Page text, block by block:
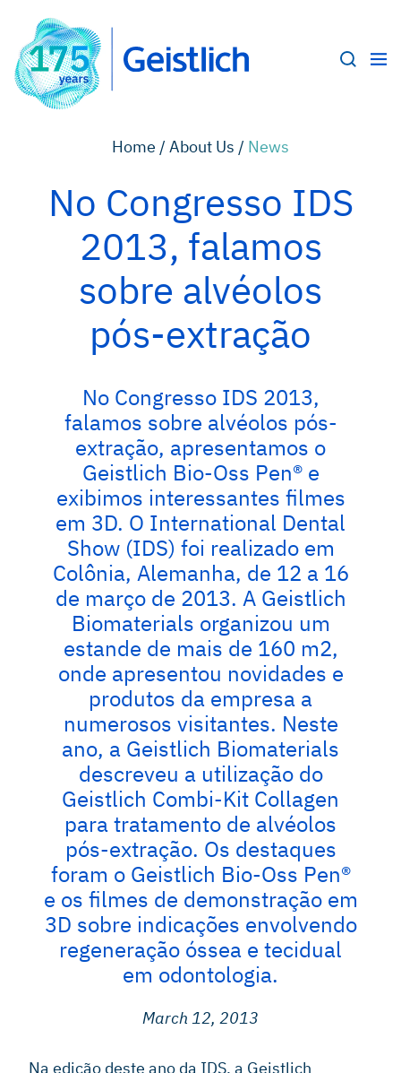
Home / About Us / News
No Congresso IDS
2013, falamos
sobre alvéolos
pós-extração
No Congresso IDS 2013,
falamos sobre alvéolos pós-
extração, apresentamos o
Geistlich Bio-Oss Pen® e
exibimos interessantes filmes
em 3D. O International Dental
Show (IDS) foi realizado em
Colônia, Alemanha, de 12 a 16
de março de 2013. A Geistlich
Biomaterials organizou um
estande de mais de 160 m2,
onde apresentou novidades e
produtos da empresa a
numerosos visitantes. Neste
ano, a Geistlich Biomaterials
descreveu a utilização do
Geistlich Combi-Kit Collagen
para tratamento de alvéolos
pós-extração. Os destaques
foram o Geistlich Bio-Oss Pen®
e os filmes de demonstração em
3D sobre indicações envolvendo
regeneração óssea e tecidual
em odontologia.
March 12, 2013
Na edição deste ano da IDS, a Geistlich